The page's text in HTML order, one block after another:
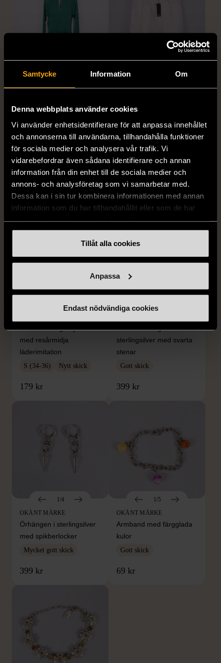
Samtycke Information Om
Denna webbplats använder cookies
Vi använder enhetsidentifierare för att anpassa innehållet
och annonserna till användarna, tillhandahålla funktioner
för sociala medier och analysera vår trafik. Vi
vidarebefordrar även sådana identifierare och annan
information från din enhet till de sociala medier och
annons- och analysföretag som vi samarbetar med.
Dessa kan i sin tur kombinera informationen med annan
information som du har tillhandahållit eller som de har
Tillåt alla cookies
Anpassa
Endast nödvändiga cookies
Missoni - Klänning -
S (34-36) Gott skick
999 kr
STUDIO
Gianfranco Ferre Studio -
Kjol - Silke - Premium
Vintage
S (34-36)
Mycket gott skick
999 kr
Dobber - Beige byxor
med resårmidja
läderimitation
S (34-36) Nytt skick
179 kr
KumKum Ring i
sterlingsilver med svarta
stenar
Gott skick
399 kr
1/4
OKÄNT MÄRKE
Örhängen i sterlingsilver
med spikberlocker
Mycket gott skick
399 kr
1/5
OKÄNT MÄRKE
Armband med färgglada
kulor
Gott skick
69 kr